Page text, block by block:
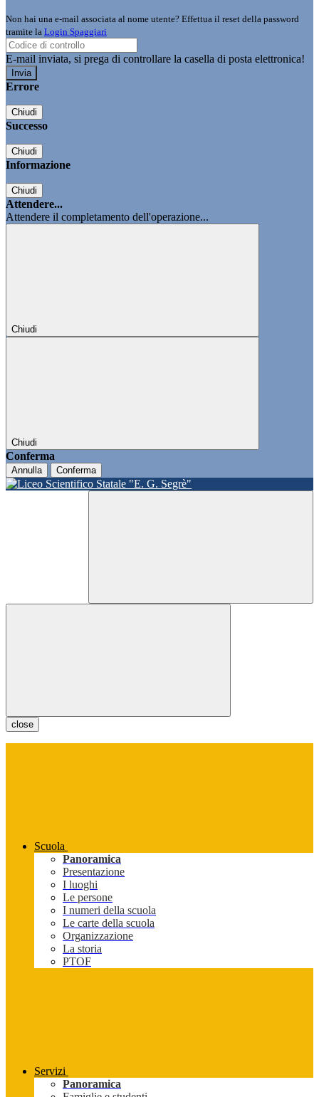
Non hai una e-mail associata al nome utente? Effettua il reset della password
tramite la Login Spaggiari
E-mail inviata, si prega di controllare la casella di posta elettronica!
Errore
Chiudi
Successo
Chiudi
Informazione
Chiudi
Attendere...
Attendere il completamento dell'operazione...
Chiudi
Chiudi
Conferma
Annulla Conferma
close
Scuola
Panoramica
Presentazione
I luoghi
Le persone
I numeri della scuola
Le carte della scuola
Organizzazione
La storia
PTOF
Servizi
Panoramica